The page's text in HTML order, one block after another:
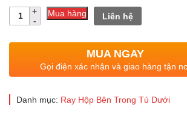
gốc
1.452.000 ₫.
Số
lượng
Mua hàng Liên hệ
MUA NGAY
Gọi điện xác nhận và giao hàng tận
Danh mục: Ray Hộp Bên Trong Tủ Dưới